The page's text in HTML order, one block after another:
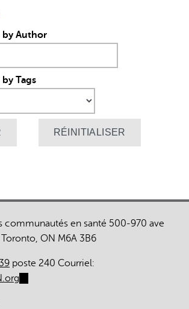
by Author
Tags
communautés en santé 500-970 ave
ON M6A 3B6
poste 240 Courriel: